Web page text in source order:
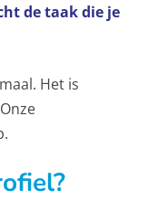
de taak die je
Het is